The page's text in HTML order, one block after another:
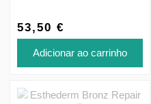
53,50 €
Adicionar ao carrinho